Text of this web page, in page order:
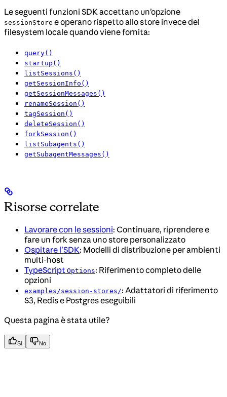
Le seguenti funzioni SDK accettano un’opzione
sessionStore e operano rispetto allo store invece del
filesystem locale quando viene fornita:
query()
startup()
listSessions()
getSessionInfo()
getSessionMessages()
renameSession()
tagSession()
deleteSession()
forkSession()
listSubagents()
getSubagentMessages()
Risorse correlate
Lavorare con le sessioni: Continuare, riprendere e
fare un fork senza uno store personalizzato
Ospitare l’SDK: Modelli di distribuzione per ambienti
multi-host
TypeScript Options: Riferimento completo delle
opzioni
examples/session-stores/: Adattatori di riferimento
S3, Redis e Postgres eseguibili
Questa pagina è stata utile?
Si No